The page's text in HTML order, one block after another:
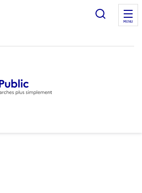
Ouvrir
MENU